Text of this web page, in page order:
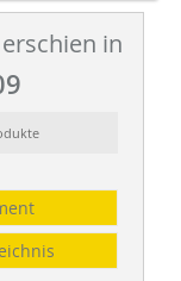
in